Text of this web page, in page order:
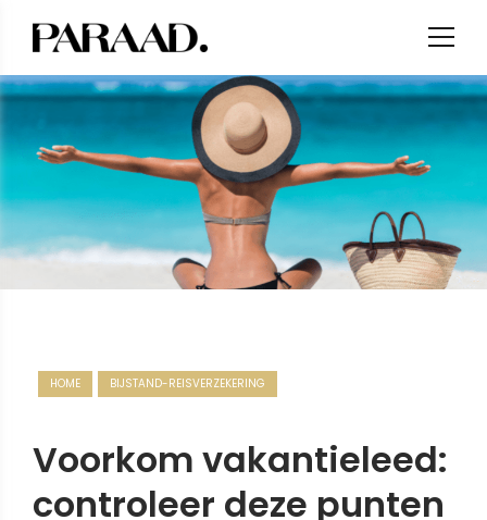
HOME BIJSTAND-REISVERZEKERING
Voorkom vakantieleed:
controleer deze punten